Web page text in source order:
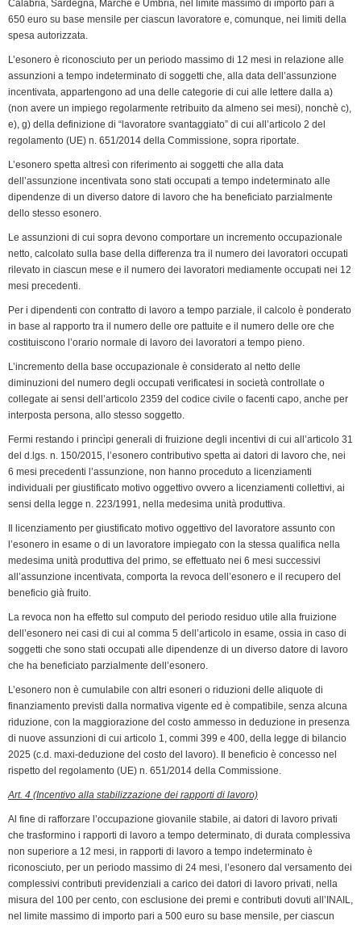
Calabria, Sardegna, Marche e Umbria, nel limite massimo di importo pari a
650 euro su base mensile per ciascun lavoratore e, comunque, nei limiti della
spesa autorizzata.
L’esonero è riconosciuto per un periodo massimo di 12 mesi in relazione alle
assunzioni a tempo indeterminato di soggetti che, alla data dell’assunzione
incentivata, appartengono ad una delle categorie di cui alle lettere dalla a)
(non avere un impiego regolarmente retribuito da almeno sei mesi), nonchè c),
e), g) della definizione di “lavoratore svantaggiato” di cui all’articolo 2 del
regolamento (UE) n. 651/2014 della Commissione, sopra riportate.
L’esonero spetta altresì con riferimento ai soggetti che alla data
dell’assunzione incentivata sono stati occupati a tempo indeterminato alle
dipendenze di un diverso datore di lavoro che ha beneficiato parzialmente
dello stesso esonero.
Le assunzioni di cui sopra devono comportare un incremento occupazionale
netto, calcolato sulla base della differenza tra il numero dei lavoratori occupati
rilevato in ciascun mese e il numero dei lavoratori mediamente occupati nei 12
mesi precedenti.
Per i dipendenti con contratto di lavoro a tempo parziale, il calcolo è ponderato
in base al rapporto tra il numero delle ore pattuite e il numero delle ore che
costituiscono l’orario normale di lavoro dei lavoratori a tempo pieno.
L’incremento della base occupazionale è considerato al netto delle
diminuzioni del numero degli occupati verificatesi in società controllate o
collegate ai sensi dell’articolo 2359 del codice civile o facenti capo, anche per
interposta persona, allo stesso soggetto.
Fermi restando i princìpi generali di fruizione degli incentivi di cui all’articolo 31
del d.lgs. n. 150/2015, l’esonero contributivo spetta ai datori di lavoro che, nei
6 mesi precedenti l’assunzione, non hanno proceduto a licenziamenti
individuali per giustificato motivo oggettivo ovvero a licenziamenti collettivi, ai
sensi della legge n. 223/1991, nella medesima unità produttiva.
Il licenziamento per giustificato motivo oggettivo del lavoratore assunto con
l’esonero in esame o di un lavoratore impiegato con la stessa qualifica nella
medesima unità produttiva del primo, se effettuato nei 6 mesi successivi
all’assunzione incentivata, comporta la revoca dell’esonero e il recupero del
beneficio già fruito.
La revoca non ha effetto sul computo del periodo residuo utile alla fruizione
dell’esonero nei casi di cui al comma 5 dell’articolo in esame, ossia in caso di
soggetti che sono stati occupati alle dipendenze di un diverso datore di lavoro
che ha beneficiato parzialmente dell’esonero.
L’esonero non è cumulabile con altri esoneri o riduzioni delle aliquote di
finanziamento previsti dalla normativa vigente ed è compatibile, senza alcuna
riduzione, con la maggiorazione del costo ammesso in deduzione in presenza
di nuove assunzioni di cui articolo 1, commi 399 e 400, della legge di bilancio
2025 (c.d. maxi-deduzione del costo del lavoro). Il beneficio è concesso nel
rispetto del regolamento (UE) n. 651/2014 della Commissione.
Art. 4 (Incentivo alla stabilizzazione dei rapporti di lavoro)
Al fine di rafforzare l’occupazione giovanile stabile, ai datori di lavoro privati
che trasformino i rapporti di lavoro a tempo determinato, di durata complessiva
non superiore a 12 mesi, in rapporti di lavoro a tempo indeterminato è
riconosciuto, per un periodo massimo di 24 mesi, l’esonero dal versamento dei
complessivi contributi previdenziali a carico dei datori di lavoro privati, nella
misura del 100 per cento, con esclusione dei premi e contributi dovuti all’INAIL,
nel limite massimo di importo pari a 500 euro su base mensile, per ciascun